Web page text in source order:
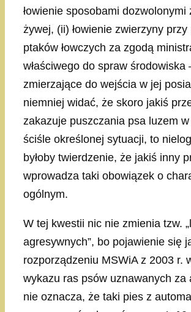
łowienie sposobami dozwolonymi
żywej, (ii) łowienie zwierzyny przy
ptaków łowczych za zgodą
właściwego do spraw
zmierzające do wejścia w jej
niemniej widać, że skoro jakiś
zakazuje puszczania psa luzem
ściśle określonej sytuacji, to
byłoby twierdzenie, że jakiś inny
wprowadza taki obowiązek o
ogólnym.
W tej kwestii nic nie zmienia tzw.
agresywnych”, bo pojawienie się
rozporządzeniu MSWiA z 2003 r.
wykazu ras psów uznawanych za
nie oznacza, że taki pies z